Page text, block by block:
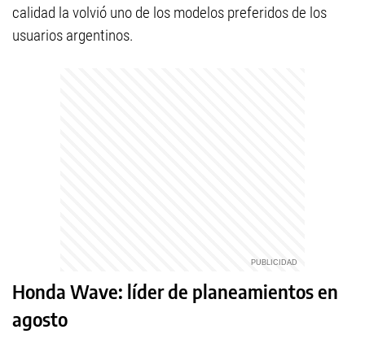
calidad la volvió uno de los modelos preferidos de los
usuarios argentinos.
Honda Wave: líder de planeamientos en
agosto